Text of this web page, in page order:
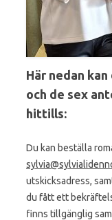
Här nedan
och de sex
hittills:
Du kan beställa
utskicksadress,
du fått ett
finns tillgänglig